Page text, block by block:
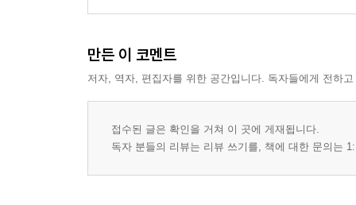
만든 이 코멘트
저자, 역자, 편집자를 위한 공간입니다. 독자들에게 전하
접수된 글은 확인을 거쳐 이 곳에 게재됩니다.
독자 분들의 리뷰는 리뷰 쓰기를, 책에 대한 문의는